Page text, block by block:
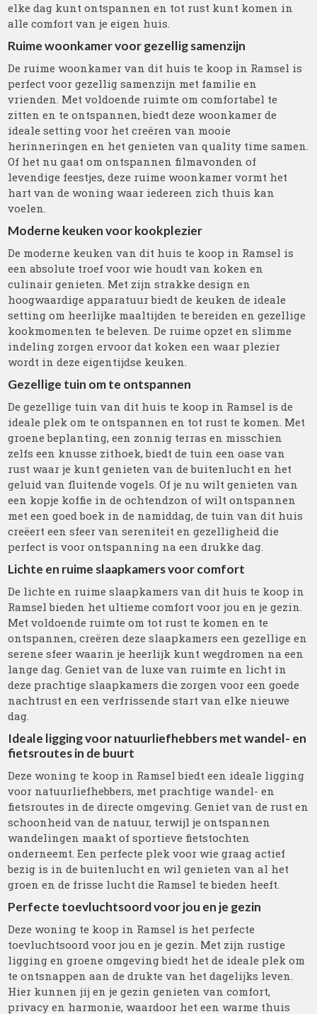
elke dag kunt ontspannen en tot rust kunt komen in
alle comfort van je eigen huis.
Ruime woonkamer voor gezellig samenzijn
De ruime woonkamer van dit huis te koop in Ramsel is
perfect voor gezellig samenzijn met familie en
vrienden. Met voldoende ruimte om comfortabel te
zitten en te ontspannen, biedt deze woonkamer de
ideale setting voor het creëren van mooie
herinneringen en het genieten van quality time samen.
Of het nu gaat om ontspannen filmavonden of
levendige feestjes, deze ruime woonkamer vormt het
hart van de woning waar iedereen zich thuis kan
voelen.
Moderne keuken voor kookplezier
De moderne keuken van dit huis te koop in Ramsel is
een absolute troef voor wie houdt van koken en
culinair genieten. Met zijn strakke design en
hoogwaardige apparatuur biedt de keuken de ideale
setting om heerlijke maaltijden te bereiden en gezellige
kookmomenten te beleven. De ruime opzet en slimme
indeling zorgen ervoor dat koken een waar plezier
wordt in deze eigentijdse keuken.
Gezellige tuin om te ontspannen
De gezellige tuin van dit huis te koop in Ramsel is de
ideale plek om te ontspannen en tot rust te komen. Met
groene beplanting, een zonnig terras en misschien
zelfs een knusse zithoek, biedt de tuin een oase van
rust waar je kunt genieten van de buitenlucht en het
geluid van fluitende vogels. Of je nu wilt genieten van
een kopje koffie in de ochtendzon of wilt ontspannen
met een goed boek in de namiddag, de tuin van dit huis
creëert een sfeer van sereniteit en gezelligheid die
perfect is voor ontspanning na een drukke dag.
Lichte en ruime slaapkamers voor comfort
De lichte en ruime slaapkamers van dit huis te koop in
Ramsel bieden het ultieme comfort voor jou en je gezin.
Met voldoende ruimte om tot rust te komen en te
ontspannen, creëren deze slaapkamers een gezellige en
serene sfeer waarin je heerlijk kunt wegdromen na een
lange dag. Geniet van de luxe van ruimte en licht in
deze prachtige slaapkamers die zorgen voor een goede
nachtrust en een verfrissende start van elke nieuwe
dag.
Ideale ligging voor natuurliefhebbers met wandel- en
fietsroutes in de buurt
Deze woning te koop in Ramsel biedt een ideale ligging
voor natuurliefhebbers, met prachtige wandel- en
fietsroutes in de directe omgeving. Geniet van de rust en
schoonheid van de natuur, terwijl je ontspannen
wandelingen maakt of sportieve fietstochten
onderneemt. Een perfecte plek voor wie graag actief
bezig is in de buitenlucht en wil genieten van al het
groen en de frisse lucht die Ramsel te bieden heeft.
Perfecte toevluchtsoord voor jou en je gezin
Deze woning te koop in Ramsel is het perfecte
toevluchtsoord voor jou en je gezin. Met zijn rustige
ligging en groene omgeving biedt het de ideale plek om
te ontsnappen aan de drukte van het dagelijks leven.
Hier kunnen jij en je gezin genieten van comfort,
privacy en harmonie, waardoor het een warme thuis